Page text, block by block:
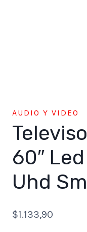
AUDIO Y VIDEO
60″
Uhd
$1.133,90